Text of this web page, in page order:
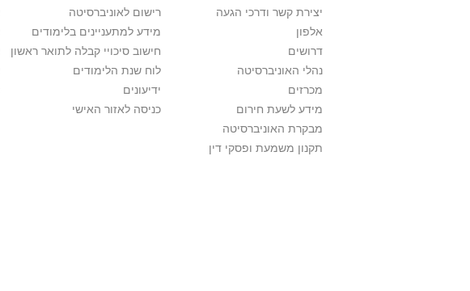
יצירת קשר ודרכי הגעה
אלפון
דרושים
נהלי האוניברסיטה
מכרזים
מידע לשעת חירום
מבקרת האוניברסיטה
תקנון משמעת ופסקי דין
רישום לאוניברסיטה
מידע למתעניינים בלימודים
חישוב סיכויי קבלה לתואר ראשון
לוח שנת הלימודים
ידיעונים
כניסה לאזור האישי